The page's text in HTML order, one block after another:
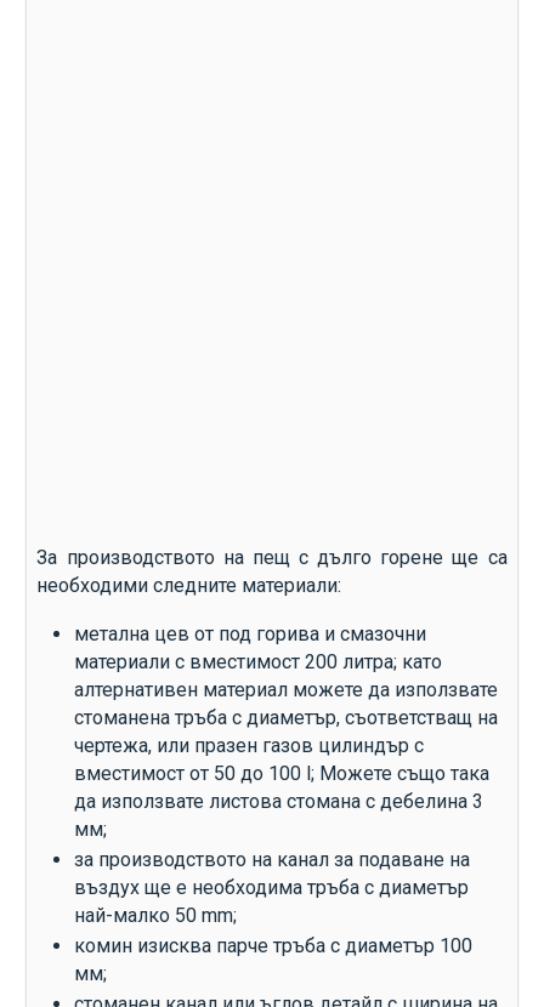
За производството на пещ с дълго горене ще са
необходими следните материали:
метална цев от под горива и смазочни
материали с вместимост 200 литра; като
алтернативен материал можете да използвате
стоманена тръба с диаметър, съответстващ на
чертежа, или празен газов цилиндър с
вместимост от 50 до 100 l; Можете също така
да използвате листова стомана с дебелина 3
мм;
за производството на канал за подаване на
въздух ще е необходима тръба с диаметър
най-малко 50 mm;
комин изисква парче тръба с диаметър 100
мм;